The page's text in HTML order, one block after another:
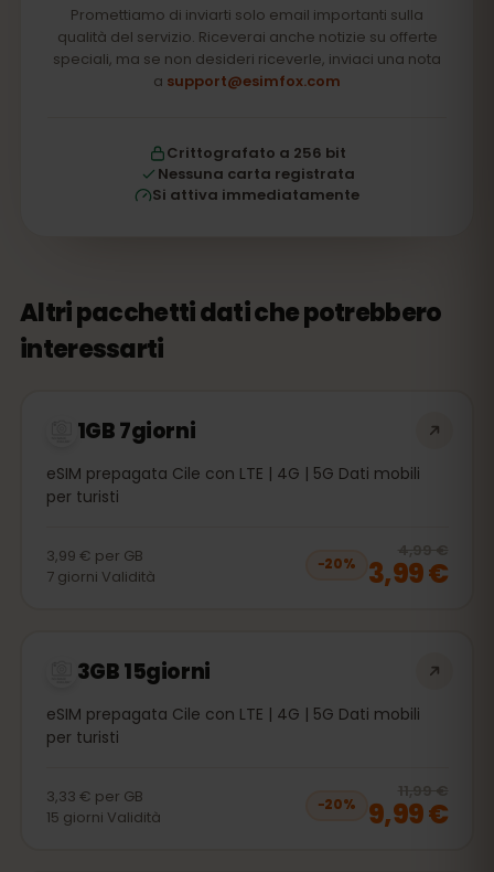
Promettiamo di inviarti solo email importanti sulla
qualità del servizio. Riceverai anche notizie su offerte
speciali, ma se non desideri riceverle, inviaci una nota
a support@esimfox.com
Crittografato a 256 bit
Nessuna carta registrata
Si attiva immediatamente
Altri pacchetti dati che potrebbero
interessarti
1GB 7giorni
eSIM prepagata Cile con LTE | 4G | 5G Dati mobili
per turisti
3,99 € per GB
7 giorni Validità
−20%
4,99 €
3,99 €
3GB 15giorni
eSIM prepagata Cile con LTE | 4G | 5G Dati mobili
per turisti
3,33 € per GB
15 giorni Validità
−20%
11,99 €
9,99 €